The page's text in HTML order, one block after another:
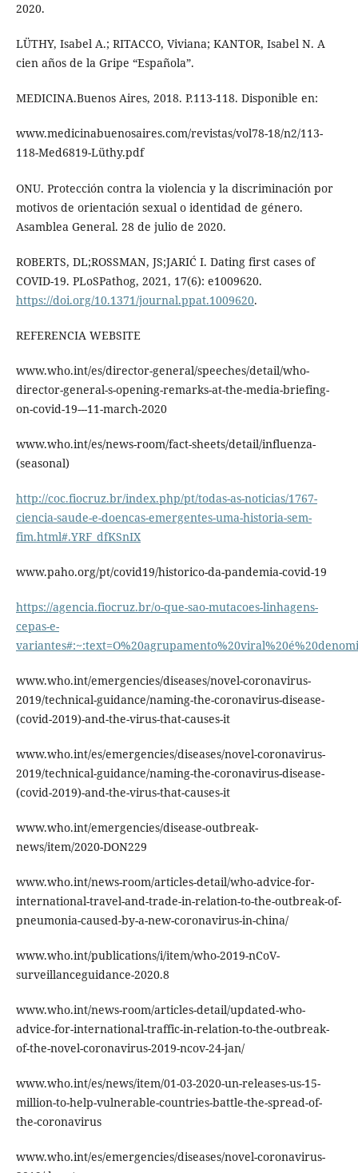
2020.
LÜTHY, Isabel A.; RITACCO, Viviana; KANTOR, Isabel N. A
cien años de la Gripe “Española”.
MEDICINA.Buenos Aires, 2018. P.113-118. Disponible en:
www.medicinabuenosaires.com/revistas/vol78-18/n2/113-
118-Med6819-Lüthy.pdf
ONU. Protección contra la violencia y la discriminación por
motivos de orientación sexual o identidad de género.
Asamblea General. 28 de julio de 2020.
ROBERTS, DL;ROSSMAN, JS;JARIĆ I. Dating first cases of
COVID-19. PLoSPathog, 2021, 17(6): e1009620.
https://doi.org/10.1371/journal.ppat.1009620.
REFERENCIA WEBSITE
www.who.int/es/director-general/speeches/detail/who-
director-general-s-opening-remarks-at-the-media-briefing-
on-covid-19---11-march-2020
www.who.int/es/news-room/fact-sheets/detail/influenza-
(seasonal)
http://coc.fiocruz.br/index.php/pt/todas-as-noticias/1767-
ciencia-saude-e-doencas-emergentes-uma-historia-sem-
fim.html#.YRF_dfKSnIX
www.paho.org/pt/covid19/historico-da-pandemia-covid-19
https://agencia.fiocruz.br/o-que-sao-mutacoes-linhagens-
cepas-e-
www.who.int/emergencies/diseases/novel-coronavirus-
2019/technical-guidance/naming-the-coronavirus-disease-
(covid-2019)-and-the-virus-that-causes-it
www.who.int/es/emergencies/diseases/novel-coronavirus-
2019/technical-guidance/naming-the-coronavirus-disease-
(covid-2019)-and-the-virus-that-causes-it
www.who.int/emergencies/disease-outbreak-
news/item/2020-DON229
www.who.int/news-room/articles-detail/who-advice-for-
international-travel-and-trade-in-relation-to-the-outbreak-of-
pneumonia-caused-by-a-new-coronavirus-in-china/
www.who.int/publications/i/item/who-2019-nCoV-
surveillanceguidance-2020.8
www.who.int/news-room/articles-detail/updated-who-
advice-for-international-traffic-in-relation-to-the-outbreak-
of-the-novel-coronavirus-2019-ncov-24-jan/
www.who.int/es/news/item/01-03-2020-un-releases-us-15-
million-to-help-vulnerable-countries-battle-the-spread-of-
the-coronavirus
www.who.int/es/emergencies/diseases/novel-coronavirus-